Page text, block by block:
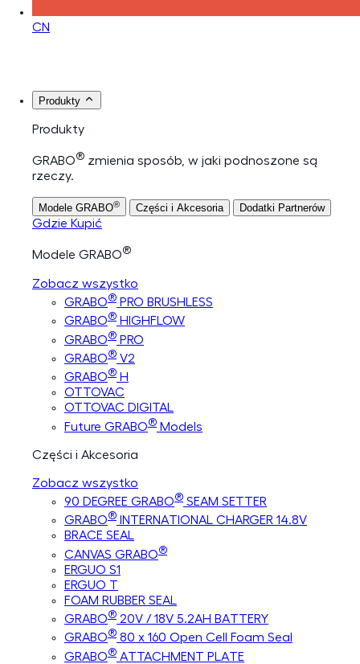
CN
Produkty
Produkty
GRABO® zmienia sposób, w jaki podnoszone są
rzeczy.
Modele GRABO® Części i Akcesoria Dodatki Partnerów
Gdzie Kupić
Modele GRABO®
Zobacz wszystko
GRABO® PRO BRUSHLESS
GRABO® HIGHFLOW
GRABO® PRO
GRABO® V2
GRABO® H
OTTOVAC
OTTOVAC DIGITAL
Future GRABO® Models
Części i Akcesoria
Zobacz wszystko
90 DEGREE GRABO® SEAM SETTER
GRABO® INTERNATIONAL CHARGER 14.8V
BRACE SEAL
CANVAS GRABO®
ERGUO S1
ERGUO T
FOAM RUBBER SEAL
GRABO® 20V / 18V 5.2AH BATTERY
GRABO® 80 x 160 Open Cell Foam Seal
GRABO® ATTACHMENT PLATE